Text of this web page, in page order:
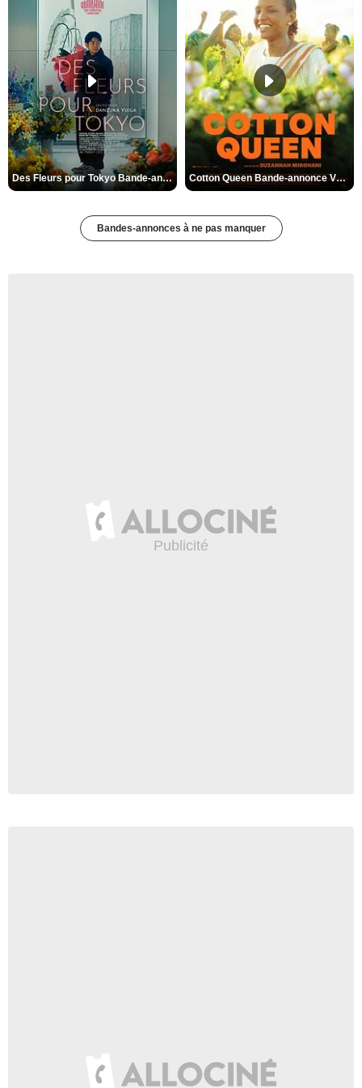
Des Fleurs pour Tokyo Bande-annonce VO STFR Cotton Queen Bande-annonce VO STFR
Bandes-annonces à ne pas manquer